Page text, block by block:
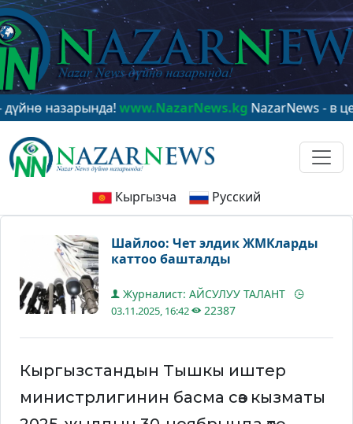
www.NazarNews.kgNazarNews - в центре
Кыргызча Русский
Шайлоо: Чет элдик ЖМКларды
каттоо башталды
Журналист: АЙСУЛУУ ТАЛАНТ
03.11.2025, 16:42 22387
Кыргызстандын Тышкы иштер
министрлигинин басма сөз кызматы